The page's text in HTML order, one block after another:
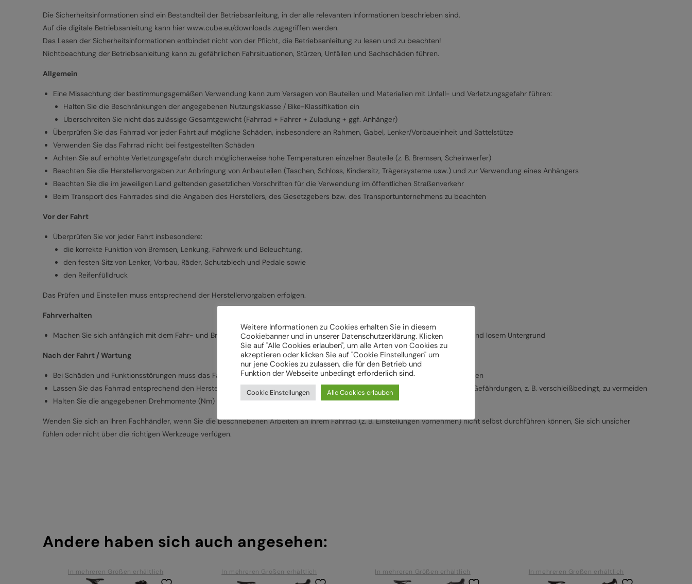
Die Sicherheitsinformationen sind ein Bestandteil der Betriebsanleitung, in der alle relevanten Informationen beschrieben sind.
Auf die digitale Betriebsanleitung kann hier www.cube.eu/downloads zugegriffen werden.
Das Lesen der Sicherheitsinformationen entbindet nicht von der Pflicht, die Betriebsanleitung zu lesen und zu beachten!
Nichtbeachtung der Betriebsanleitung kann zu gefährlichen Fahrsituationen, Stürzen, Unfällen und Sachschäden führen.
Allgemein
Eine Missachtung der bestimmungsgemäßen Verwendung kann zum Versagen von Bauteilen und Materialien mit Unfall- und Verletzungsgefahr führen:
Halten Sie die Beschränkungen der angegebenen Nutzungsklasse / Bike-Klassifikation ein
Überschreiten Sie nicht das zulässige Gesamtgewicht (Fahrrad + Fahrer + Zuladung + ggf. Anhänger)
Überprüfen Sie das Fahrrad vor jeder Fahrt auf mögliche Schäden, insbesondere an Rahmen, Gabel, Lenker/Vorbaueinheit und Sattelstütze
Verwenden Sie das Fahrrad nicht bei festgestellten Schäden
Achten Sie auf erhöhte Verletzungsgefahr durch möglicherweise hohe Temperaturen einzelner Bauteile (z. B. Bremsen, Scheinwerfer)
Beachten Sie die Herstellervorgaben zur Anbringung von Anbauteilen (Taschen, Schloss, Kindersitz, Trägersysteme usw.) und zur Verwendung eines Anhängers
Beachten Sie die im jeweiligen Land geltenden gesetzlichen Vorschriften für die Verwendung im öffentlichen Straßenverkehr
Beim Transport des Fahrrades sind die Angaben des Herstellers, des Gesetzgebers bzw. des Transportunternehmens zu beachten
Vor der Fahrt
Überprüfen Sie vor jeder Fahrt insbesondere:
die korrekte Funktion von Bremsen, Lenkung, Fahrwerk und Beleuchtung,
den festen Sitz von Lenker, Vorbau, Räder, Schutzblech und Pedale sowie
den Reifenfülldruck
Das Prüfen und Einstellen muss entsprechend der Herstellervorgaben erfolgen.
Fahrverhalten
Machen Sie sich anfänglich mit dem Fahr- und Bremsverhalten vertraut, insbesondere bei unterschiedlicher Beladung, Nässe und losem Untergrund
Nach der Fahrt / Wartung
Bei Schäden und Funktionsstörungen muss das Fahrrad vor der weiteren Verwendung durch einen Fachbetrieb überprüft werden
Lassen Sie das Fahrrad entsprechend den Herstellervorgaben regelmäßig von einem Fachbetrieb überprüfen und warten, um Gefährdungen, z. B. verschleißbedingt, zu vermeiden
Halten Sie die angegebenen Drehmomente (Nm) für die Montage von Bauteilen ein
Wenden Sie sich an Ihren Fachhändler, wenn Sie die beschriebenen Arbeiten an Ihrem Fahrrad (z. B. Einstellungen vornehmen) nicht selbst durchführen können, Sie sich unsicher
fühlen oder nicht über die richtigen Werkzeuge verfügen.
Andere haben sich auch angesehen:
In mehreren Größen erhältlich In mehreren Größen erhältlich In mehreren Größen erhältlich In mehreren Größen erhältlich
Weitere Informationen zu Cookies erhalten Sie in diesem
Cookiebanner und in unserer Datenschutzerklärung. Klicken
Sie auf "Alle Cookies erlauben", um alle Arten von Cookies zu
akzeptieren oder klicken Sie auf "Cookie Einstellungen" um
nur jene Cookies zu zulassen, die für den Betrieb und
Funktion der Webseite unbedingt erforderlich sind.
Cookie Einstellungen Alle Cookies erlauben